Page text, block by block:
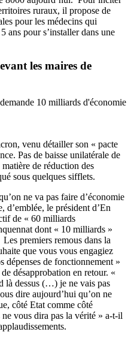
ruraux, il propose de
pour les médecins qui
ans pour s’installer dans une
les maires de
10 milliards d'économie
venu détailler son « pacte
Pas de baisse unilatérale de
de réduction des
sous quelques sifflets.
ne va pas faire d’économie
d’emblée, le président d’En
de « 60 milliards
dont « 10 milliards »
premiers remous dans la
que vous vous engagiez
dépenses de fonctionnement »
désapprobation en retour. «
là dessus (…) je ne vais pas
dire aujourd’hui qu’on ne
côté Etat comme côté
vous dira pas la vérité » a-t-il